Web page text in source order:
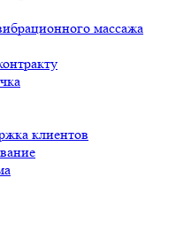
массажа
клиентов